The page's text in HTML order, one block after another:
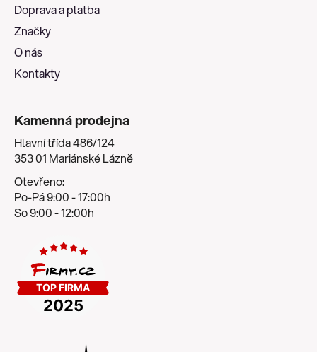
Doprava a platba
Značky
O nás
Kontakty
Kamenná prodejna
Hlavní třída 486/124
353 01 Mariánské Lázně
Otevřeno:
Po-Pá 9:00 - 17:00h
So 9:00 - 12:00h